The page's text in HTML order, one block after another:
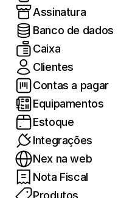
Assinatura
Banco de dados
Caixa
Clientes
Contas a pagar
Equipamentos
Estoque
Integrações
Nex na web
Nota Fiscal